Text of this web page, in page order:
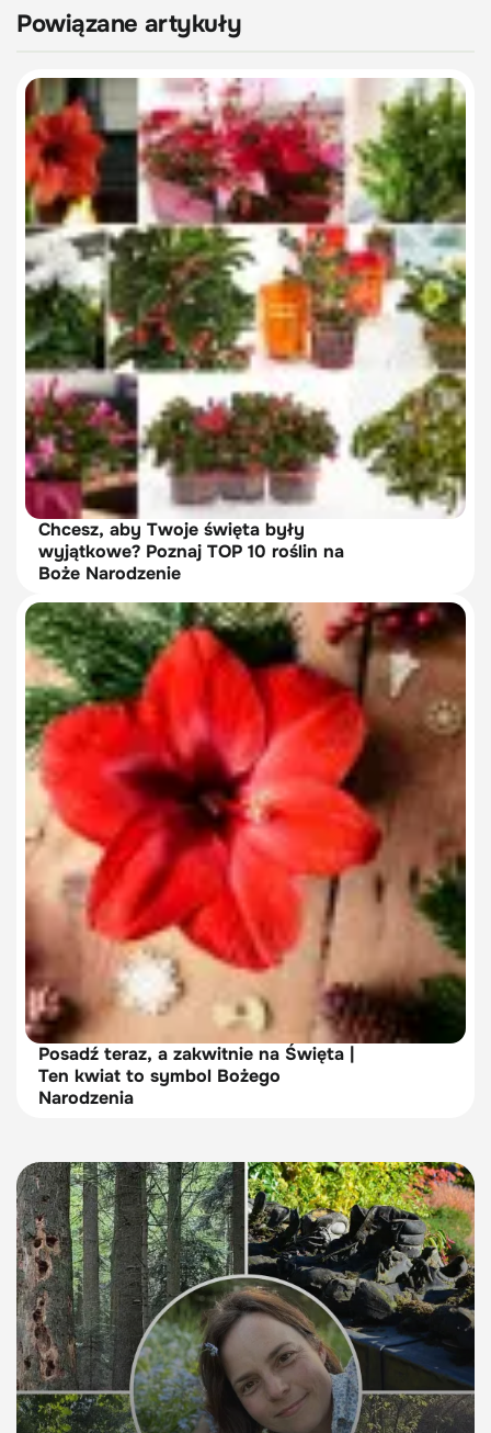
Powiązane artykuły
Chcesz, aby Twoje święta były
wyjątkowe? Poznaj TOP 10 roślin na
Boże Narodzenie
Posadź teraz, a zakwitnie na Święta |
Ten kwiat to symbol Bożego
Narodzenia